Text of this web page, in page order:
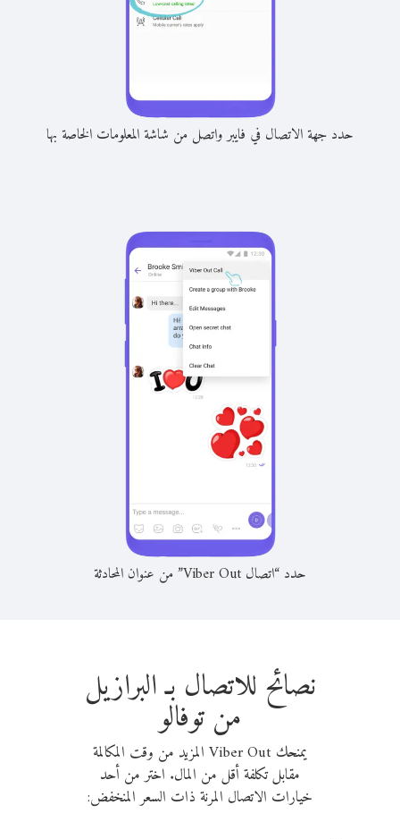
حدد جهة الاتصال في فايبر واتصل من شاشة المعلومات الخاصة بها
حدد “اتصال Viber Out” من عنوان المحادثة
نصائح للاتصال بـ البرازيل
من توفالو
يمنحك Viber Out المزيد من وقت المكالمة
مقابل تكلفة أقل من المال. اختر من أحد
خيارات الاتصال المرنة ذات السعر المنخفض: